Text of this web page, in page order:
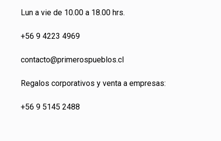
Lun a vie de 10.00 a 18.00 hrs.
+56 9 4223 4969
contacto@primerospueblos.cl
Regalos corporativos y venta a empresas:
+56 9 5145 2488